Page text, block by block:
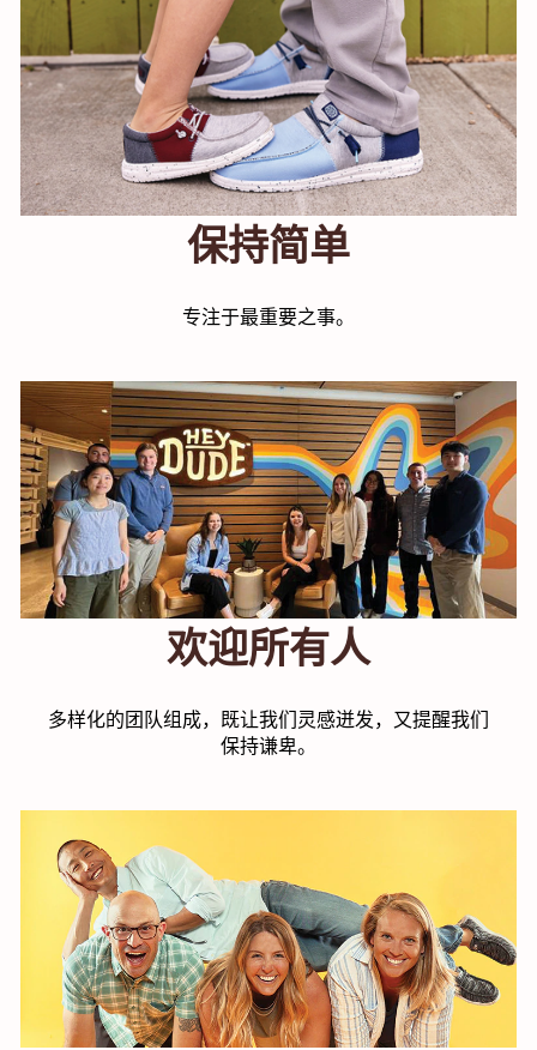
保持简单
专注于最重要之事。
欢迎所有人
多样化的团队组成，既让我们灵感迸发，又提醒我们
保持谦卑。